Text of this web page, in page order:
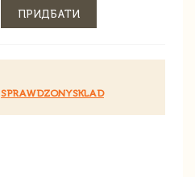
ПРИДБАТИ
SPRAWDZONYSKLAD